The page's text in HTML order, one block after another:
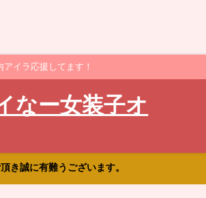
イラ応援してます！
なー女装子オ
き誠に有難うございます。